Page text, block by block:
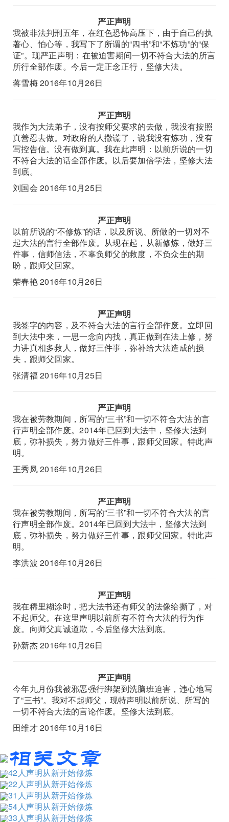
严正声明
我被非法判刑五年，在红色恐怖高压下，由于自己的执
著心、怕心等，我写下了所谓的“四书”和“不炼功”的“保
证”。现严正声明：在被迫害期间一切不符合大法的所言
所行全部作废。今后一定正念正行，坚修大法。
蒋雪梅 2016年10月26日
严正声明
我作为大法弟子，没有按师父要求的去做，我没有按照
真善忍去做。对政府的人撒谎了，说我没有炼功，没有
写控告信。没有做到真。我在此声明：以前所说的一切
不符合大法的话全部作废。以后要加倍学法，坚修大法
到底。
刘国会 2016年10月25日
严正声明
以前所说的“不修炼”的话，以及所说、所做的一切对不
起大法的言行全部作废。从现在起，从新修炼，做好三
件事，信师信法，不辜负师父的救度，不负众生的期
盼，跟师父回家。
荣春艳 2016年10月26日
严正声明
我签字的内容，及不符合大法的言行全部作废。立即回
到大法中来，一思一念向内找，真正做到在法上修，努
力讲真相多救人，做好三件事，弥补给大法造成的损
失，跟师父回家。
张清福 2016年10月25日
严正声明
我在被劳教期间，所写的“三书”和一切不符合大法的言
行声明全部作废。2014年已回到大法中，坚修大法到
底，弥补损失，努力做好三件事，跟师父回家。特此声
明。
王秀凤 2016年10月26日
严正声明
我在被劳教期间，所写的“三书”和一切不符合大法的言
行声明全部作废。2014年已回到大法中，坚修大法到
底，弥补损失，努力做好三件事，跟师父回家。特此声
明。
李洪波 2016年10月26日
严正声明
我在稀里糊涂时，把大法书还有师父的法像给撕了，对
不起师父。在这里声明以前所有不符合大法的行为作
废。向师父真诚道歉，今后坚修大法到底。
孙新杰 2016年10月26日
严正声明
今年九月份我被邪恶强行绑架到洗脑班迫害，违心地写
了“三书”。我对不起师父，现特声明以前所说、所写的
一切不符合大法的言论作废。坚修大法到底。
田维才 2016年10月16日
42人声明从新开始修炼
22人声明从新开始修炼
31人声明从新开始修炼
54人声明从新开始修炼
33人声明从新开始修炼